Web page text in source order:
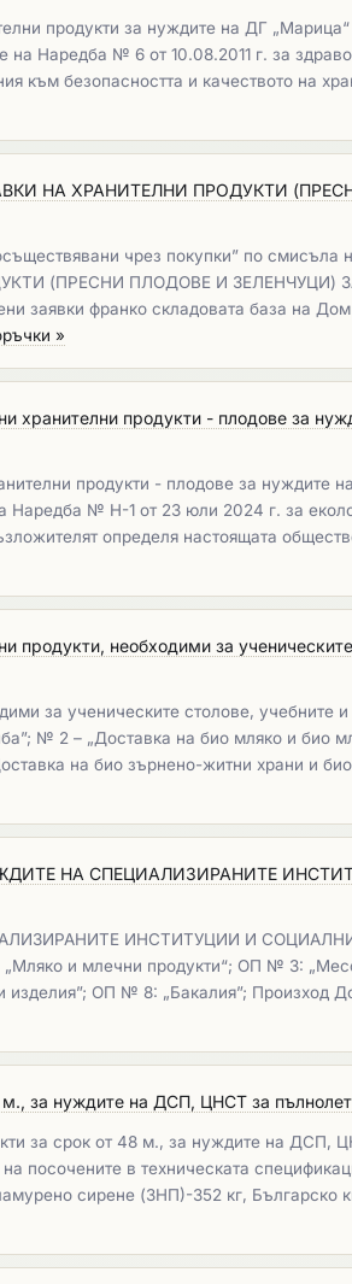
продукти за нуждите на ДГ
Наредба № 6 от 10.08.2011 г. за
към безопасността и качеството на
НА ХРАНИТЕЛНИ ПРОДУКТИ
чрез покупки” по смисъла
(ПРЕСНИ ПЛОДОВЕ И ЗЕЛЕНЧУЦИ)
заявки франко складовата база на
»
хранителни продукти - плодове за
продукти - плодове за нуждите
№ Н-1 от 23 юли 2024 г. за
определя настоящата
продукти, необходими за
за ученическите столове, учебните
№ 2 – „Доставка на био мляко и био
на био зърнено-житни храни и
НА СПЕЦИАЛИЗИРАНИТЕ
ИНСТИТУЦИИ И
и млечни продукти“; ОП № 3:
ОП № 8: „Бакалия”; Произход
за нуждите на ДСП, ЦНСТ за
за срок от 48 м., за нуждите на ДСП,
посочените в техническата
сирене (ЗНП)-352 кг,